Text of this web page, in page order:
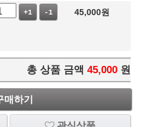
+1 -1 45,000원
총 상품 금액 45,000 원
매하기